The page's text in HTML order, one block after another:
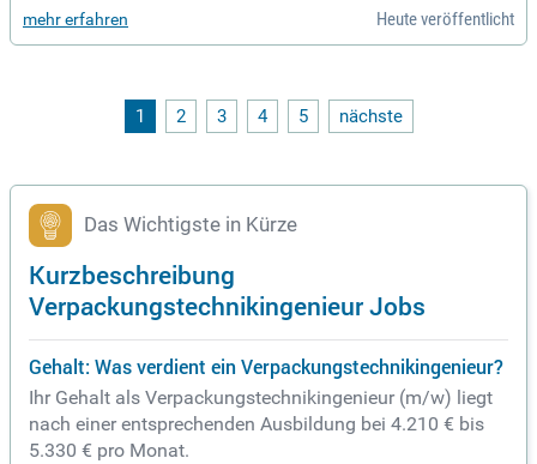
tische Arthritis und
mehr erfahren Heute veröffentlicht
1 2 3 4 5 nächste
Das Wichtigste in Kürze
Kurzbeschreibung
Verpackungstechnikingenieur Jobs
Gehalt: Was verdient ein Verpackungstechnikingenieur?
Ihr Gehalt als Verpackungstechnikingenieur (m/w) liegt
nach einer entsprechenden Ausbildung bei 4.210 € bis
5.330 € pro Monat.